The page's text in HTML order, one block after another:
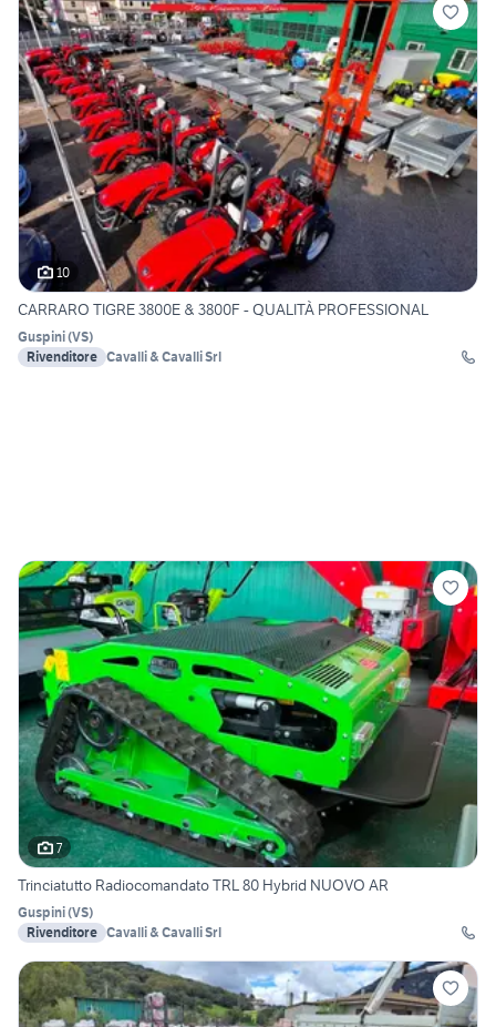
10
CARRARO TIGRE 3800E & 3800F - QUALITÀ PROFESSIONAL
Guspini(VS)
Rivenditore Cavalli & Cavalli Srl
7
Trinciatutto Radiocomandato TRL 80 Hybrid NUOVO AR
Guspini(VS)
Rivenditore Cavalli & Cavalli Srl